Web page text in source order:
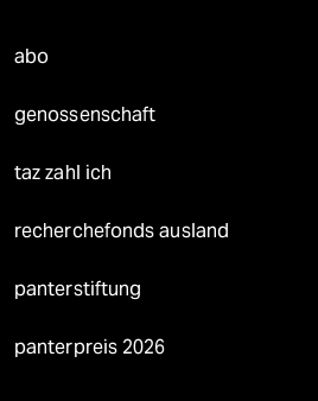
abo
genossenschaft
taz zahl ich
recherchefonds ausland
panterstiftung
panterpreis 2026